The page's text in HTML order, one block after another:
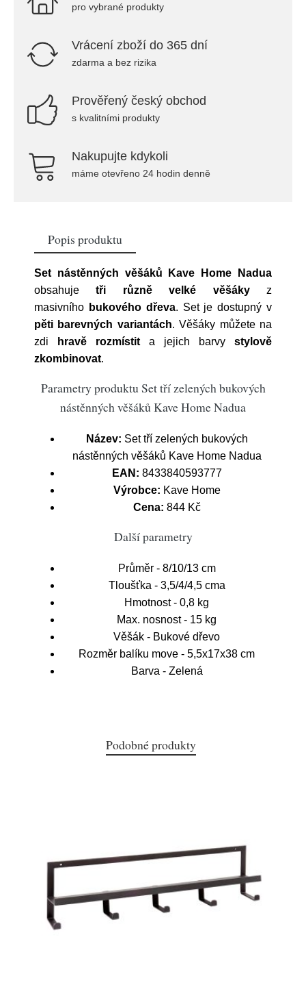
pro vybrané produkty
Vrácení zboží do 365 dní
zdarma a bez rizika
Prověřený český obchod
s kvalitními produkty
Nakupujte kdykoli
máme otevřeno 24 hodin denně
Popis produktu
Set nástěnných věšáků Kave Home Nadua
obsahujetři různě velké věšákyz
masivního bukového dřeva. Set je dostupný v
pěti barevných variantách. Věšáky můžete na
zdi
hravě rozmístit a jejich barvy stylově
zkombinovat.
Parametry produktu Set tří zelených bukových
nástěnných věšáků Kave Home Nadua
Název: Set tří zelených bukových
nástěnných věšáků Kave Home Nadua
EAN: 8433840593777
Výrobce: Kave Home
Cena: 844 Kč
Další parametry
Průměr - 8/10/13 cm
Tloušťka - 3,5/4/4,5 cma
Hmotnost - 0,8 kg
Max. nosnost - 15 kg
Věšák - Bukové dřevo
Rozměr balíku move - 5,5x17x38 cm
Barva - Zelená
Podobné produkty